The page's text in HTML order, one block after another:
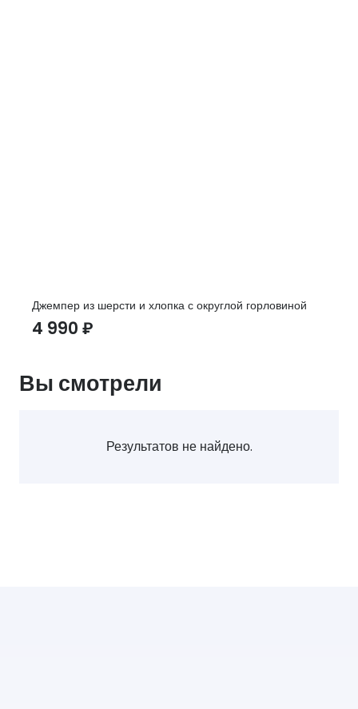
Джемпер из шерсти и хлопка с округлой горловиной
4 990 ₽
Вы смотрели
Результатов не найдено.